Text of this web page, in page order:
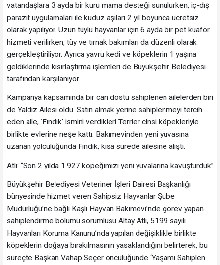
vatandaşlara 3 ayda bir kuru mama desteği sunulurken, iç-dış
parazit uygulamaları ile kuduz aşıları 2 yıl boyunca ücretsiz
olarak yapılıyor. Uzun tüylü hayvanlar için 6 ayda bir pet kuaför
hizmeti verilirken, tüy ve tırnak bakımları da düzenli olarak
gerçekleştiriliyor. Ayrıca yavru kedi ve köpeklerin 1 yaşına
geldiklerinde kısırlaştırma işlemleri de Büyükşehir Belediyesi
tarafından karşılanıyor.
Kampanya kapsamında bir can dostu sahiplenen ailelerden biri
de Yaldız Ailesi oldu. Satın almak yerine sahiplenmeyi tercih
eden aile, ‘Fındık’ ismini verdikleri Terrier cinsi köpekleriyle
birlikte evlerine neşe kattı. Bakımevinden yeni yuvasına
uzanan yolculuğunda Fındık, kısa sürede ailesine alıştı.
Atlı: “Son 2 yılda 1.927 köpeğimizi yeni yuvalarına kavuşturduk”
Büyükşehir Belediyesi Veteriner İşleri Dairesi Başkanlığı
bünyesinde hizmet veren Sahipsiz Hayvanlar Şube
Müdürlüğü’ne bağlı Kaşlı Hayvan Bakımevi’nde görev yapan
sahiplendirme bölümü sorumlusu Altay Atlı, 5199 sayılı
Hayvanları Koruma Kanunu’nda yapılan değişiklikle birlikte
köpeklerin doğaya bırakılmasının yasaklandığını belirterek, bu
süreçte Başkan Vahap Seçer öncülüğünde ‘Yaşamı Sahiplen